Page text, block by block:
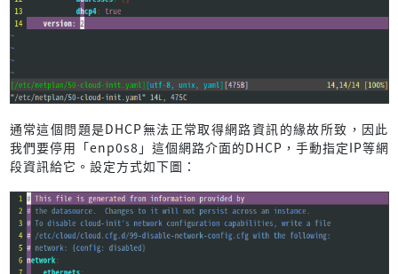
通常這個問題是DHCP無法正常取得網路資訊的緣故所致，因此
我們要停用「enp0s8」這個網路介面的DHCP，手動指定IP等網
段資訊給它。設定方式如下圖：